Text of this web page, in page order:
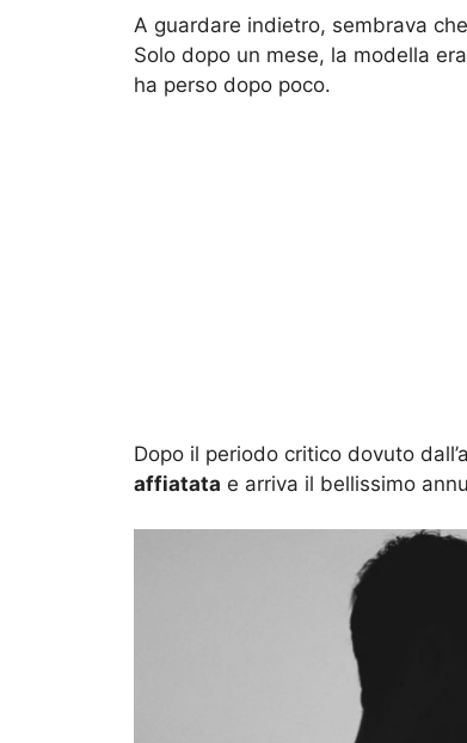
A guardare indietro, sembrava
Solo dopo un mese, la modella
ha perso dopo poco.
Dopo il periodo critico dovuto dall’a
affiatata e arriva il bellissimo